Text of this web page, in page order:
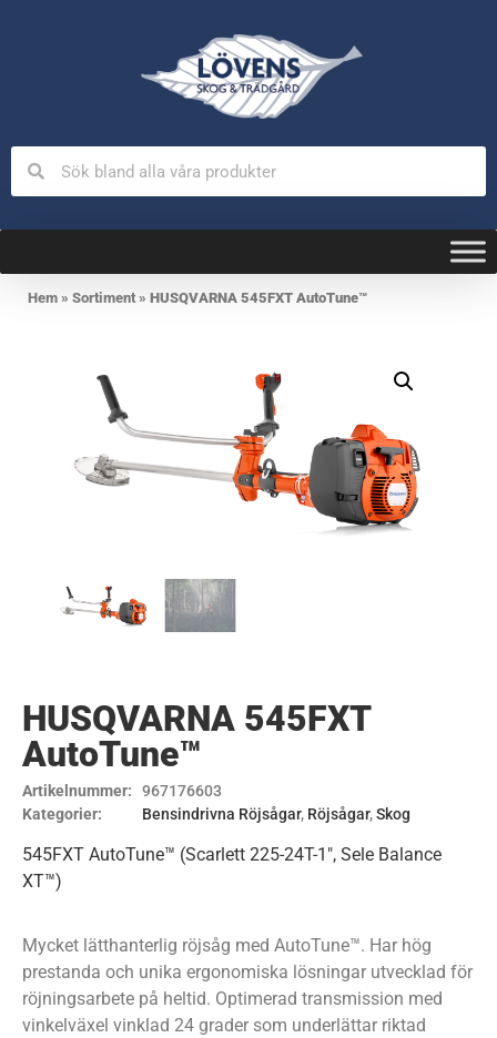
Hem » Sortiment» HUSQVARNA 545FXT AutoTune™
HUSQVARNA 545FXT
AutoTune™
Artikelnummer:
967176603
Kategorier:
Bensindrivna Röjsågar, Röjsågar,Skog
545FXT AutoTune™ (Scarlett 225-24T-1″, Sele Balance
XT™)
Mycket lätthanterlig röjsåg med AutoTune™. Har hög
prestanda och unika ergonomiska lösningar utvecklad för
röjningsarbete på heltid. Optimerad transmission med
vinkelväxel vinklad 24 grader som underlättar riktad